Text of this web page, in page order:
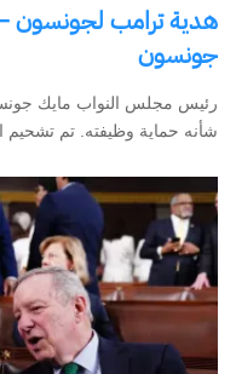
هدية ترامب
جونسون
رئيس مجلس النواب مايك
شأنه حماية وظيفته. تم تشحيم